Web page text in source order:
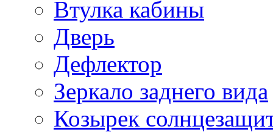
Втулка кабины
Дверь
Дефлектор
Зеркало заднего вида
Козырек